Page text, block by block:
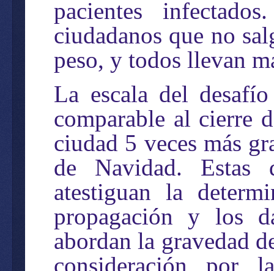
pacientes
ciudadanos que no
peso, y todos llevan
La escala del
comparable al cierre
ciudad 5 veces más
de Navidad. Estas
atestiguan la
propagación y los
abordan la gravedad
consideración por